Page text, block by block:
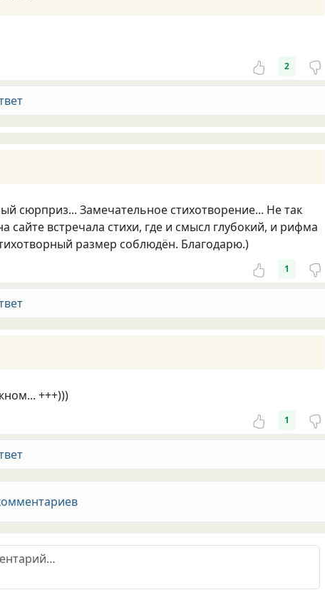
2
сюрприз... Замечательное стихотворение... Не так
сайте встречала стихи, где и смысл глубокий, и рифма
размер соблюдён. Благодарю.)
1
+++)))
1